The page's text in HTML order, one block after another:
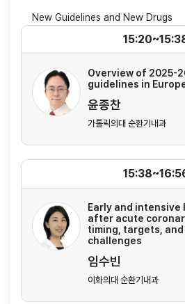
New Guidelines and New Drugs
Overview of 2025-
guidelines in
윤종찬
가톨릭의대 순환기내과
Early and
after acute
timing, targets,
challenges
임수빈
이화의대 순환기내과